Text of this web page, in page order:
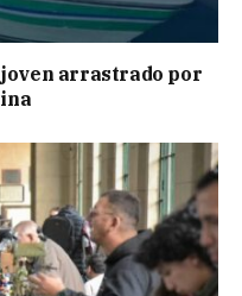
arrastrado por